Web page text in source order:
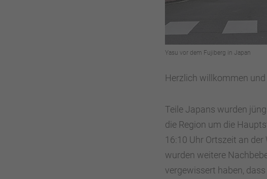
Yasu vor dem Fujiberg in Japan
Herzlich willkommen
Teile Japans wurden
die Region um die
16:10 Uhr Ortszeit an
wurden weitere
vergewissert haben,